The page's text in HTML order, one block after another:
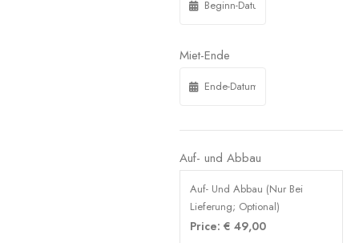
Miet-Ende
Auf- und Abbau
Auf- Und Abbau (Nur Bei
Lieferung; Optional)
Price: € 49,00